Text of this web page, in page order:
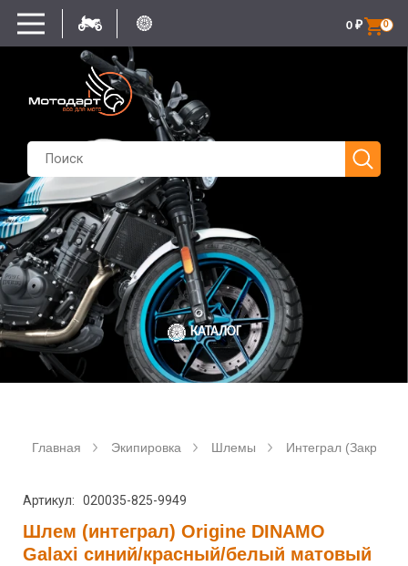
0
0 ₽
КАТАЛОГ
Главная Экипировка Шлемы Интеграл
Артикул: 020035-825-9949
Шлем (интеграл) Origine DINAMO
Galaxi синий/красный/белый матовый